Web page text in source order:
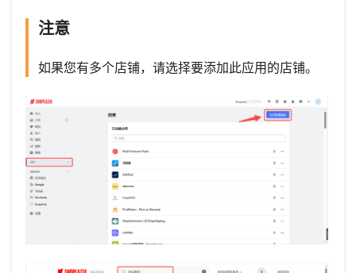
注意
如果您有多个店铺，请选择要添加此应用的店铺。